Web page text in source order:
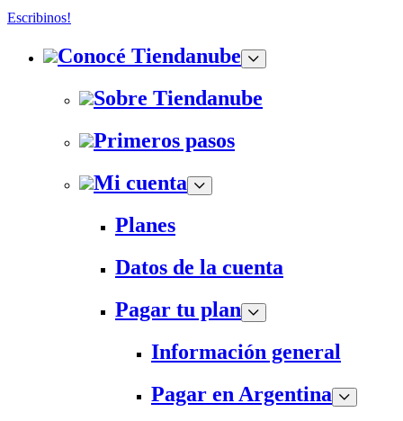
Escribinos!
Conocé Tiendanube
Sobre Tiendanube
Primeros pasos
Mi cuenta
Planes
Datos de la cuenta
Pagar tu plan
Información general
Pagar en Argentina